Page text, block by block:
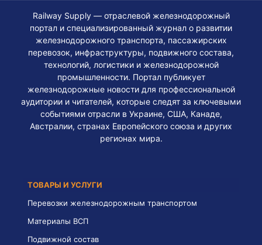
Railway Supply — отраслевой железнодорожный
портал и специализированный журнал о развитии
железнодорожного транспорта, пассажирских
перевозок, инфраструктуры, подвижного состава,
технологий, логистики и железнодорожной
промышленности. Портал публикует
железнодорожные новости для профессиональной
аудитории и читателей, которые следят за ключевыми
событиями отрасли в Украине, США, Канаде,
Австралии, странах Европейского союза и других
регионах мира.
ТОВАРЫ И УСЛУГИ
Перевозки железнодорожным транспортом
Материалы ВСП
Подвижной состав